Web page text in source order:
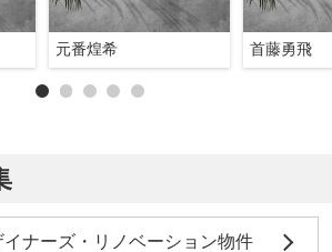
元番煌希 首藤勇飛
イナーズ・リノベーション物件